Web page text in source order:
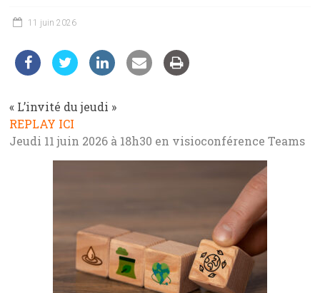
11 juin 2026
« L’invité du jeudi »
REPLAY ICI
Jeudi 11 juin 2026 à 18h30 en visioconférence Teams